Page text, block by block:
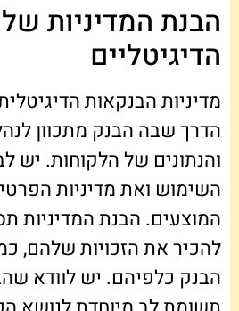
הבנת המדיניות
הדיגיטליים
מדיניות הבנקאות
הדרך שבה הבנק מתכוון
והנתונים של הלקוחות. יש
השימוש ואת מדיניות
המוצעים. הבנת המדיניות
להכיר את הזכויות שלהם,
הבנק כלפיהם. יש לוודא